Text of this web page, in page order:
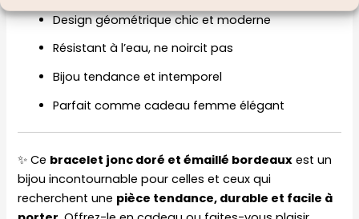
Design géométrique chic et moderne
Résistant à l’eau, ne noircit pas
Bijou tendance et intemporel
Parfait comme cadeau femme élégant
✨ Ce bracelet jonc doré et émaillé bordeaux est un
bijou incontournable pour celles et ceux qui
recherchent une pièce tendance, durable et facile à